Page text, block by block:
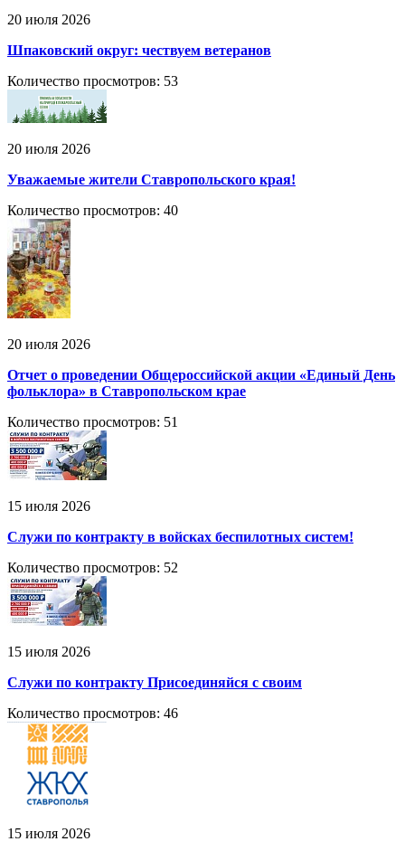
20 июля 2026
Шпаковский округ: чествуем ветеранов
Количество просмотров: 53
20 июля 2026
Уважаемые жители Ставропольского края!
Количество просмотров: 40
20 июля 2026
Отчет о проведении Общероссийской акции «Единый День
фольклора» в Ставропольском крае
Количество просмотров: 51
15 июля 2026
Служи по контракту в войсках беспилотных систем!
Количество просмотров: 52
15 июля 2026
Служи по контракту Присоединяйся с своим
Количество просмотров: 46
15 июля 2026